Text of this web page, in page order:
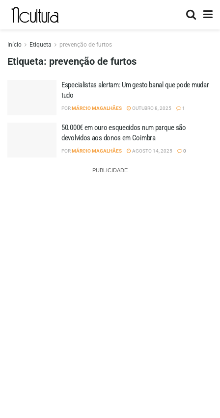
Início Etiqueta prevenção de furtos
Etiqueta: prevenção de furtos
Especialistas alertam: Um gesto banal que pode mudar
tudo
PORMÁRCIO MAGALHÃES OUTUBRO 8, 2025 1
50.000€ em ouro esquecidos num parque são
devolvidos aos donos em Coimbra
PORMÁRCIO MAGALHÃES AGOSTO 14, 2025 0
PUBLICIDADE